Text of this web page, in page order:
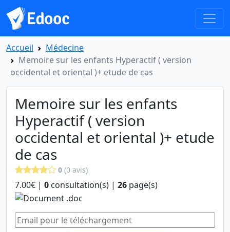
Accueil
Médecine
Memoire sur les enfants Hyperactif ( version
occidental et oriental )+ etude de cas
Memoire sur les enfants
Hyperactif ( version
occidental et oriental )+ etude
de cas
0 (0 avis)
7.00€ | 0 consultation(s) | 26 page(s)